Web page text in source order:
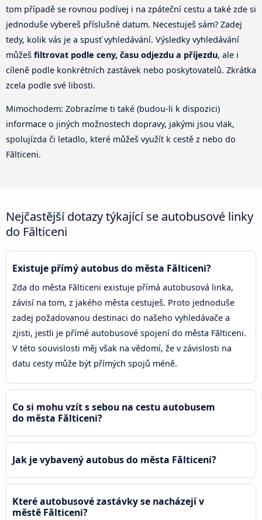
tom případě se rovnou podívej i na zpáteční cestu a také zde si
jednoduše vybereš příslušné datum. Necestuješ sám? Zadej
tedy, kolik vás je a spusť vyhledávání. Výsledky vyhledávání
můžeš filtrovat podle ceny, času odjezdu a příjezdu, ale i
cíleně podle konkrétních zastávek nebo poskytovatelů. Zkrátka
zcela podle své libosti.
Mimochodem: Zobrazíme ti také (budou-li k dispozici)
informace o jiných možnostech dopravy, jakými jsou vlak,
spolujízda či letadlo, které můžeš využít k cestě z nebo do
Fălticeni.
Nejčastější dotazy týkající se autobusové linky
do Fălticeni
Existuje přímý autobus do města Fălticeni?
Zda do města Fălticeni existuje přímá autobusová linka,
závisí na tom, z jakého města cestuješ. Proto jednoduše
zadej požadovanou destinaci do našeho vyhledávače a
zjisti, jestli je přímé autobusové spojení do města Fălticeni.
V této souvislosti měj však na vědomí, že v závislosti na
datu cesty může být přímých spojů méně.
Co si mohu vzít s sebou na cestu autobusem
do města Fălticeni?
Jak je vybavený autobus do města Fălticeni?
Které autobusové zastávky se nacházejí v
městě Fălticeni?